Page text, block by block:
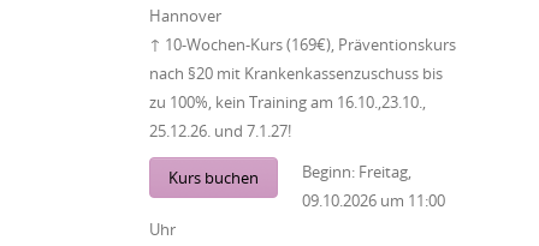
Hannover
↑ 10-Wochen-Kurs (169€), Präventionskurs
nach §20 mit Krankenkassenzuschuss bis
zu 100%, kein Training am 16.10.,23.10.,
25.12.26. und 7.1.27!
Kurs buchen Beginn: Freitag,
09.10.2026 um 11:00
Uhr